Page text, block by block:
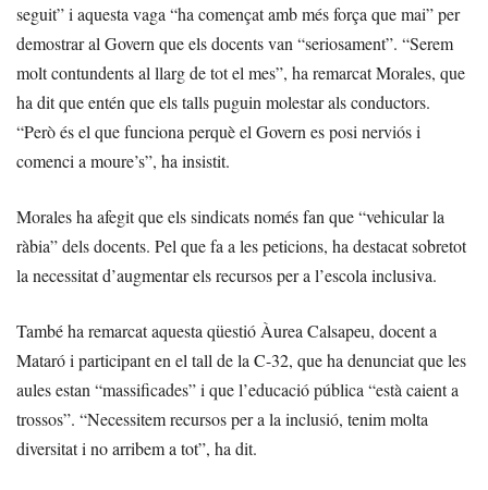
seguit” i aquesta vaga “ha començat amb més força que mai” per
demostrar al Govern que els docents van “seriosament”. “Serem
molt contundents al llarg de tot el mes”, ha remarcat Morales, que
ha dit que entén que els talls puguin molestar als conductors.
“Però és el que funciona perquè el Govern es posi nerviós i
comenci a moure’s”, ha insistit.
Morales ha afegit que els sindicats només fan que “vehicular la
ràbia” dels docents. Pel que fa a les peticions, ha destacat sobretot
la necessitat d’augmentar els recursos per a l’escola inclusiva.
També ha remarcat aquesta qüestió Àurea Calsapeu, docent a
Mataró i participant en el tall de la C-32, que ha denunciat que les
aules estan “massificades” i que l’educació pública “està caient a
trossos”. “Necessitem recursos per a la inclusió, tenim molta
diversitat i no arribem a tot”, ha dit.